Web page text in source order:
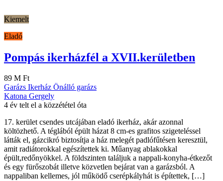
Kiemelt
Eladó
Pompás ikerházfél a XVII.kerületben
89 M Ft
Garázs Ikerház Önálló garázs
Katona Gergely
4 év telt el a közzététel óta
17. kerület csendes utcájában eladó ikerház, akár azonnal
költözhető. A téglából épült házat 8 cm-es grafitos szigeteléssel
látták el, gázcikró biztosítja a ház melegét padlófűtésen keresztül,
amit radiátorokkal egészítettek ki. Műanyag ablakokkal
épült,redőnyökkel. A földszinten találjuk a nappali-konyha-étkezőt
és egy fürőszobát illetve közvetlen bejárat van a garázsból. A
nappaliban kellemes, jól működő cserépkályhát is építettek, […]